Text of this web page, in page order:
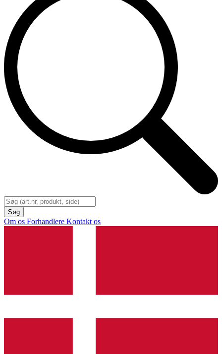
Om os Forhandlere Kontakt os